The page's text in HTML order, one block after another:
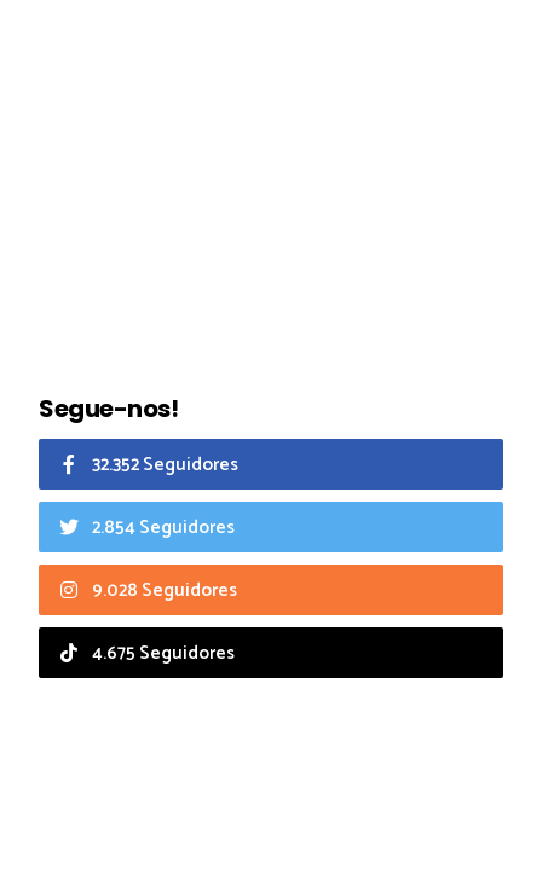
Segue-nos!
32.352 Seguidores
2.854 Seguidores
9.028 Seguidores
4.675 Seguidores